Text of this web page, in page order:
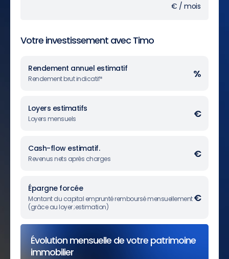
€ / mois
Votre investissement avec Timo
Rendement annuel estimatif
Rendement brut indicatif* %
Loyers estimatifs
Loyers mensuels €
Cash-flow estimatif.
Revenus nets après charges €
Épargne forcée
Montant du capital emprunté remboursé mensuellement
(grâce au loyer ;estimation)
€
Évolution mensuelle de votre patrimoine
immobilier